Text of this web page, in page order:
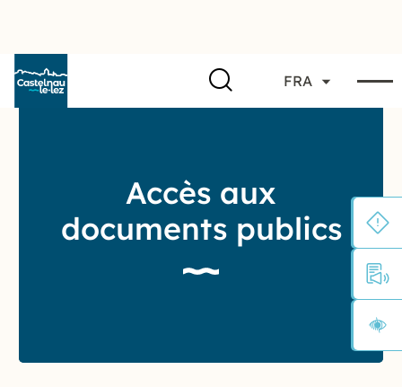
FRA
Accès aux
documents publics